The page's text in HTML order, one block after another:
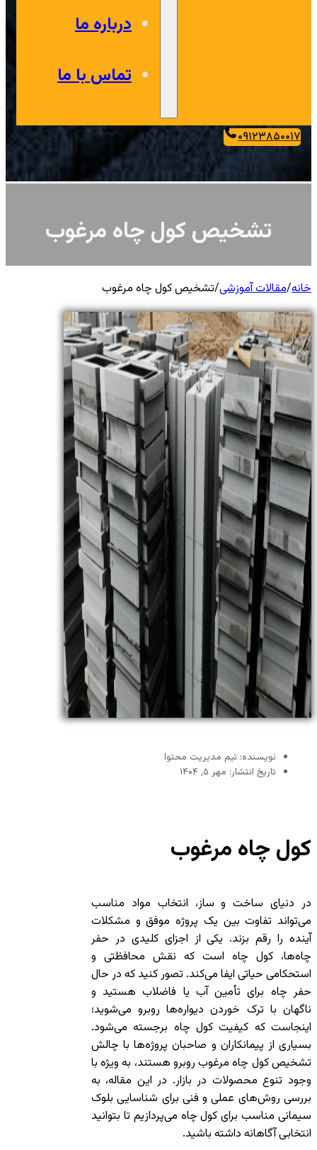
درباره ما
تماس با ما
۰۹۱۲۳۸۵۰۰۱۷
تشخیص کول چاه مرغوب
خانه/مقالات آموزشی/تشخیص کول چاه مرغوب
نویسنده: تیم مدیریت محتوا
تاریخ انتشار: مهر ۵, ۱۴۰۴
کول چاه مرغوب
در دنیای ساخت و ساز، انتخاب مواد مناسب
می‌تواند تفاوت بین یک پروژه موفق و مشکلات
آینده را رقم بزند. یکی از اجزای کلیدی در حفر
چاه‌ها، کول چاه است که نقش محافظتی و
استحکامی حیاتی ایفا می‌کند. تصور کنید که در حال
حفر چاه برای تأمین آب یا فاضلاب هستید و
ناگهان با ترک خوردن دیواره‌ها روبرو می‌شوید؛
اینجاست که کیفیت کول چاه برجسته می‌شود.
بسیاری از پیمانکاران و صاحبان پروژه‌ها با چالش
تشخیص کول چاه مرغوب روبرو هستند، به ویژه با
وجود تنوع محصولات در بازار. در این مقاله، به
بررسی روش‌های عملی و فنی برای شناسایی بلوک
سیمانی مناسب برای کول چاه می‌پردازیم تا بتوانید
انتخابی آگاهانه داشته باشید.